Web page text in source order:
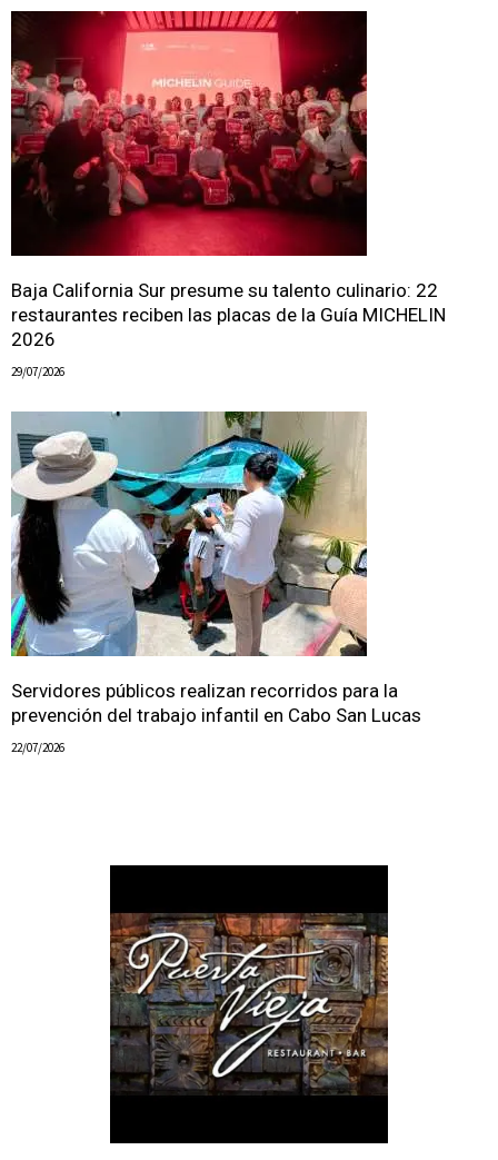
Baja California Sur presume su talento culinario: 22
restaurantes reciben las placas de la Guía MICHELIN
2026
29/07/2026
Servidores públicos realizan recorridos para la
prevención del trabajo infantil en Cabo San Lucas
22/07/2026